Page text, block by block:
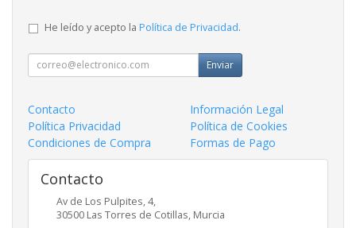
He leído y acepto la Política de Privacidad.
Enviar
Contacto
Información Legal
Política Privacidad
Política de Cookies
Condiciones de Compra
Formas de Pago
Contacto
Av de Los Pulpites, 4,
30500 Las Torres de Cotillas, Murcia